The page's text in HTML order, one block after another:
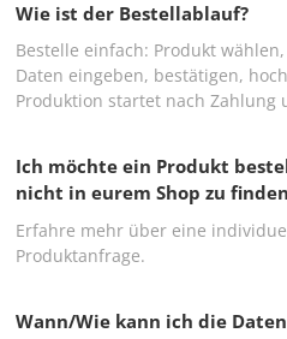
Wie ist der Bestellablauf?
Bestelle einfach: Produkt
Daten eingeben, bestätigen,
Produktion startet nach Zahlung
Ich möchte ein Produkt
nicht in eurem Shop zu
Erfahre mehr über eine
Produktanfrage.
Wann/Wie kann ich die